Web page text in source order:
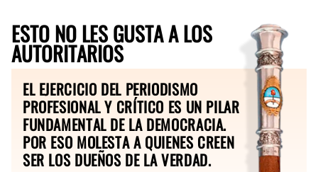
ESTO NO LES GUSTA A LOS
AUTORITARIOS
EL EJERCICIO DEL PERIODISMO
PROFESIONAL Y CRÍTICO ES UN PILAR
FUNDAMENTAL DE LA DEMOCRACIA.
POR ESO MOLESTA A QUIENES CREEN
SER LOS DUEÑOS DE LA VERDAD.